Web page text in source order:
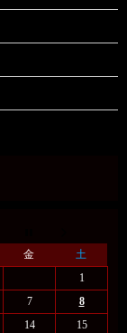
金
土
1
7
8
14
15